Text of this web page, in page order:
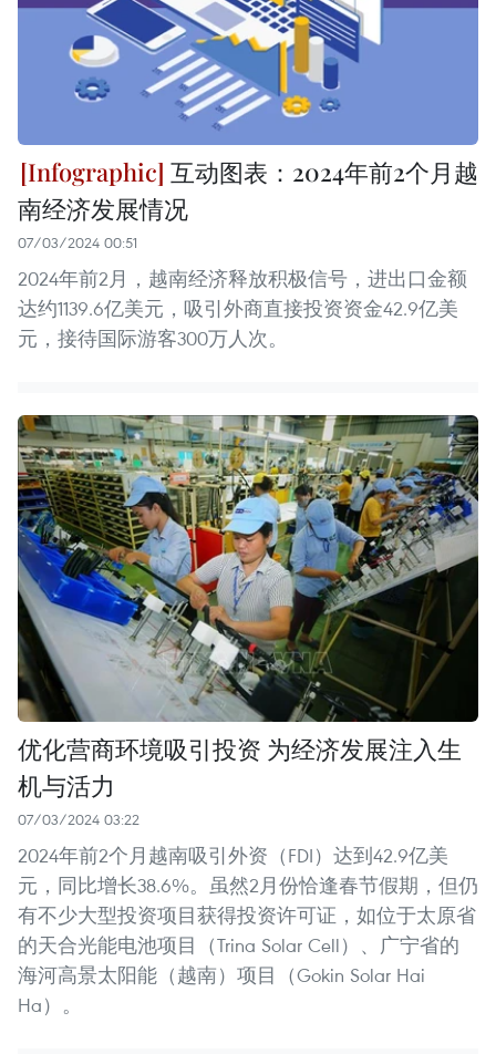
互动图表：2024年前2个月越
南经济发展情况
07/03/2024 00:51
2024年前2月，越南经济释放积极信号，进出口金额
达约1139.6亿美元，吸引外商直接投资资金42.9亿美
元，接待国际游客300万人次。
优化营商环境吸引投资 为经济发展注入生
机与活力
07/03/2024 03:22
2024年前2个月越南吸引外资（FDI）达到42.9亿美
元，同比增长38.6%。虽然2月份恰逢春节假期，但仍
有不少大型投资项目获得投资许可证，如位于太原省
的天合光能电池项目（Trina Solar Cell）、广宁省的
海河高景太阳能（越南）项目（Gokin Solar Hai
Ha）。